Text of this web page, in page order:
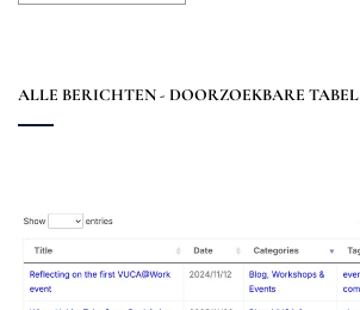
ALLE BERICHTEN - DOORZOEKBARE TABEL